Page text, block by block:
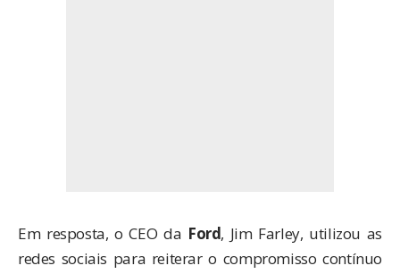
Em resposta, o CEO da Ford, Jim Farley, utilizou as
redes sociais para reiterar o compromisso contínuo